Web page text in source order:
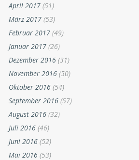
April 2017 (51)
März 2017 (53)
Februar 2017 (49)
Januar 2017 (26)
Dezember 2016 (31)
November 2016 (50)
Oktober 2016 (54)
September 2016 (57)
August 2016 (32)
Juli 2016 (46)
Juni 2016 (52)
Mai 2016 (53)